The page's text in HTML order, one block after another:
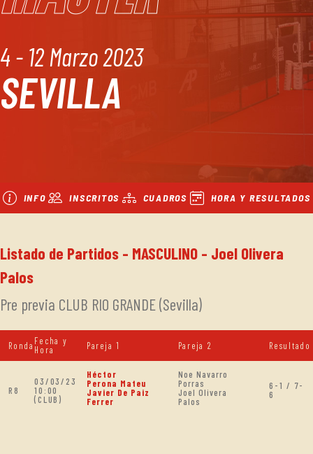
4 - 12 Marzo 2023
SEVILLA
INFO INSCRITOS CUADROS HORA Y RESULTADOS
Listado de Partidos - MASCULINO - Joel Olivera
Palos
Pre previa CLUB RIO GRANDE (Sevilla)
Ronda Fecha y
Hora
Pareja 1 Pareja 2 Resultado
R8
03/03/23
10:00
(CLUB)
Héctor
Perona Mateu
Javier De Paiz
Ferrer
Noe Navarro
Porras
Joel Olivera
Palos
6-1 / 7-
6